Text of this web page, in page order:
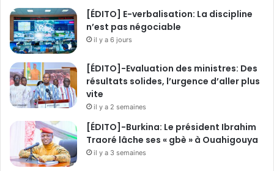
s
[ÉDITO] E-verbalisation: La discipline
n’est pas négociable
il y a 6 jours
[ÉDITO]-Evaluation des ministres: Des
résultats solides, l’urgence d’aller plus
vite
il y a 2 semaines
[ÉDITO]-Burkina: Le président Ibrahim
Traoré lâche ses « gbè » à Ouahigouya
il y a 3 semaines